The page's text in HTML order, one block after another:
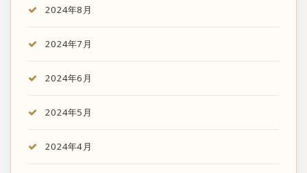
2024年8月
2024年7月
2024年6月
2024年5月
2024年4月